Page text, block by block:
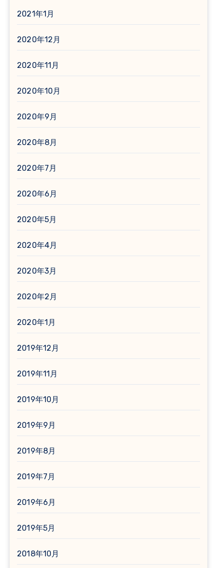
2021年1月
2020年12月
2020年11月
2020年10月
2020年9月
2020年8月
2020年7月
2020年6月
2020年5月
2020年4月
2020年3月
2020年2月
2020年1月
2019年12月
2019年11月
2019年10月
2019年9月
2019年8月
2019年7月
2019年6月
2019年5月
2018年10月